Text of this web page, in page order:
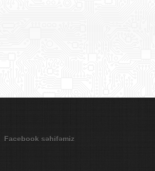
Facebook səhifəmiz